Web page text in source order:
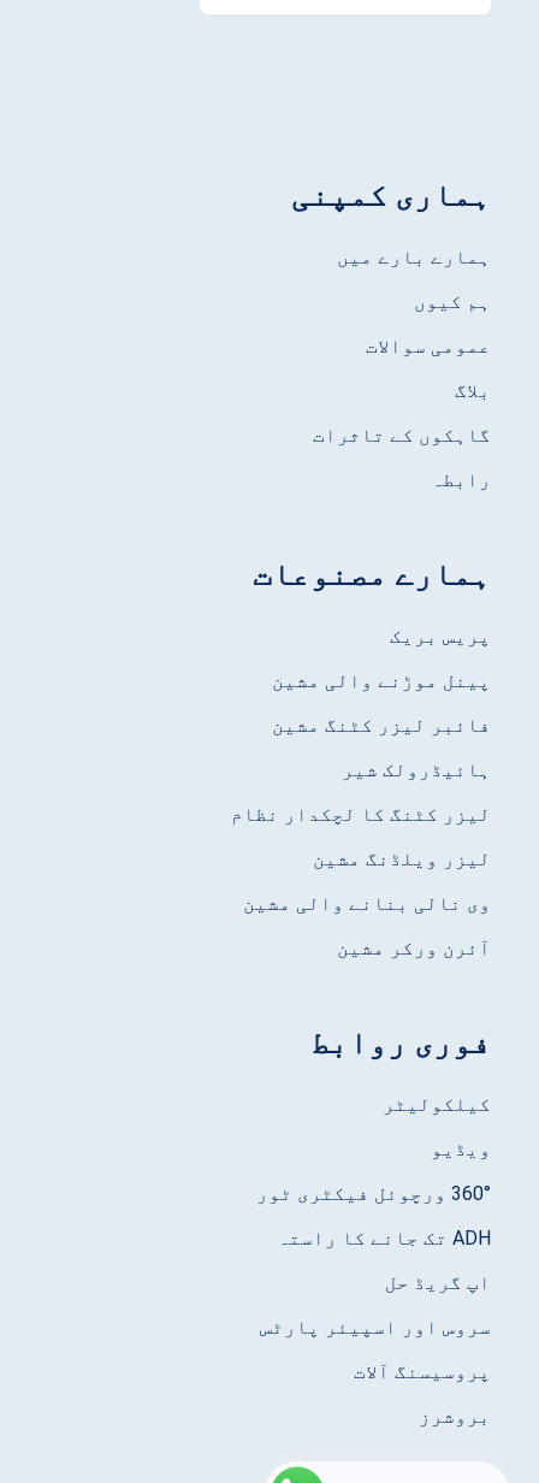
ہماری کمپنی
ہمارے بارے میں
ہم کیوں
عمومی سوالات
بلاگ
گاہکوں کے تاثرات
رابطہ
ہمارے مصنوعات
پریس بریک
پینل موڑنے والی مشین
فائبر لیزر کٹنگ مشین
ہائیڈرولک شیر
لیزر کٹنگ کا لچکدار نظام
لیزر ویلڈنگ مشین
وی نالی بنانے والی مشین
آئرن ورکر مشین
فوری روابط
کیلکولیٹر
ویڈیو
360° ورچوئل فیکٹری ٹور
ADH تک جانے کا راستہ
اپ گریڈ حل
سروس اور اسپیئر پارٹس
پروسیسنگ آلات
بروشرز